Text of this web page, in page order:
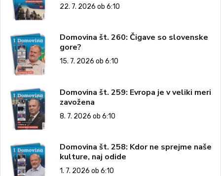
22. 7. 2026 ob 6:10
Domovina št. 260: Čigave so slovenske
gore?
15. 7. 2026 ob 6:10
Domovina št. 259: Evropa je v veliki meri
zavožena
8. 7. 2026 ob 6:10
Domovina št. 258: Kdor ne sprejme naše
kulture, naj odide
1. 7. 2026 ob 6:10